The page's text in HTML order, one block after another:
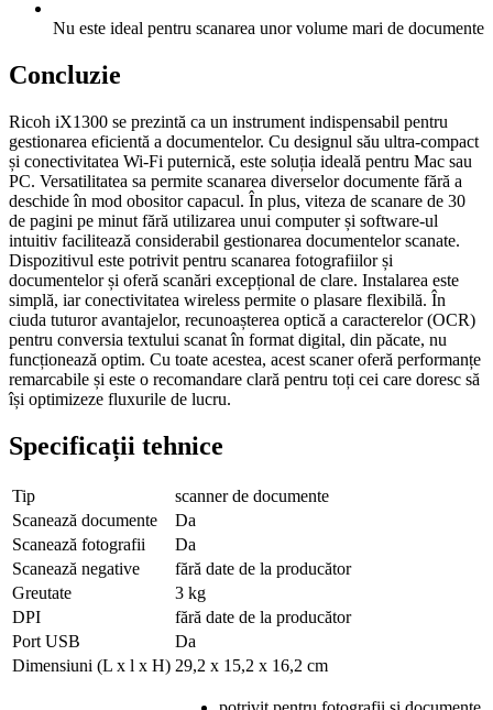
Nu este ideal pentru scanarea unor volume mari de documente
Concluzie
Ricoh iX1300 se prezintă ca un instrument indispensabil pentru
gestionarea eficientă a documentelor. Cu designul său ultra-compact
și conectivitatea Wi-Fi puternică, este soluția ideală pentru Mac sau
PC. Versatilitatea sa permite scanarea diverselor documente fără a
deschide în mod obositor capacul. În plus, viteza de scanare de 30
de pagini pe minut fără utilizarea unui computer și software-ul
intuitiv facilitează considerabil gestionarea documentelor scanate.
Dispozitivul este potrivit pentru scanarea fotografiilor și
documentelor și oferă scanări excepțional de clare. Instalarea este
simplă, iar conectivitatea wireless permite o plasare flexibilă. În
ciuda tuturor avantajelor, recunoașterea optică a caracterelor (OCR)
pentru conversia textului scanat în format digital, din păcate, nu
funcționează optim. Cu toate acestea, acest scaner oferă performanțe
remarcabile și este o recomandare clară pentru toți cei care doresc să
își optimizeze fluxurile de lucru.
Specificații tehnice
Tip
scanner de documente
Scanează documente
Da
Scanează fotografii
Da
Scanează negative
fără date de la producător
Greutate
3 kg
DPI
fără date de la producător
Port USB
Da
Dimensiuni (L x l x H) 29,2 x 15,2 x 16,2 cm